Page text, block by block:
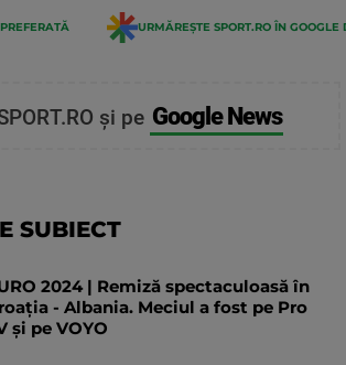
URMĂREȘTE SPORT.RO ÎN GOOGLE
și pe Google News
SUBIECT
2024 | Remiză spectaculoasă în
- Albania. Meciul a fost pe Pro
și pe VOYO